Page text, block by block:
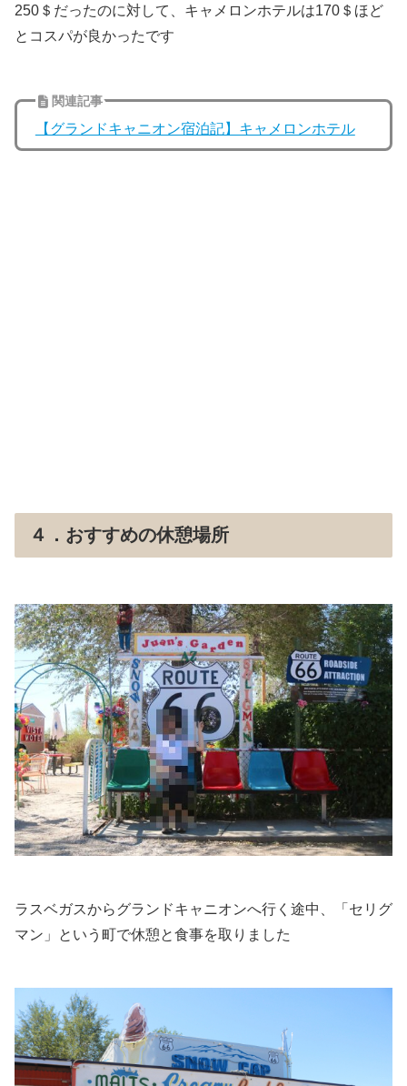
250＄だったのに対して、キャメロンホテルは170＄ほど
とコスパが良かったです
関連記事
【グランドキャニオン宿泊記】キャメロンホテル
４．おすすめの休憩場所
ラスベガスからグランドキャニオンへ行く途中、「セリグ
マン」という町で休憩と食事を取りました